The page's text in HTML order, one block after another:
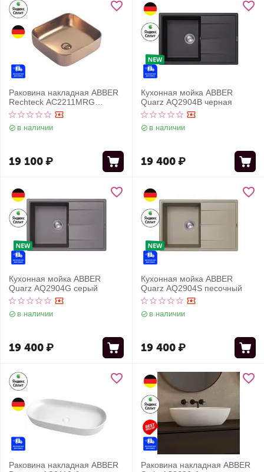
Раковина накладная ABBER
Rechteck AC2211MRG
розовое золото матовое
в наличии
19 100₽
Кухонная мойка ABBER
Quarz AQ2904B черная
в наличии
19 400₽
Кухонная мойка ABBER
Quarz AQ2904G серый
в наличии
19 400₽
Кухонная мойка ABBER
Quarz AQ2904S песочный
в наличии
19 400₽
Раковина накладная ABBER
Раковина накладная ABBER